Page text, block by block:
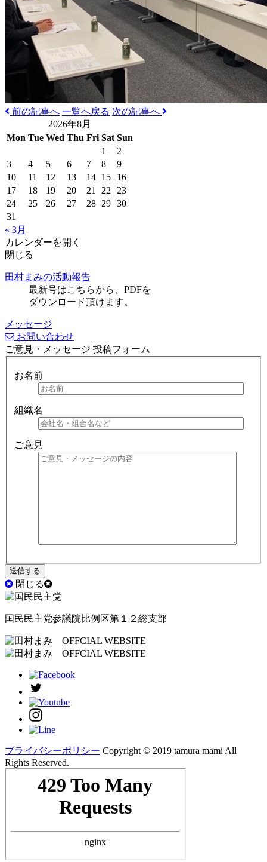
前の記事へ 一覧へ戻る 次の記事へ
2026年8月
Mon Tue Wed Thu Fri Sat Sun
1
2
3
4 5 6 7 8
9
10
11 12 13 14 15
16
17
18 19 20 21 22
23
24
25 26 27 28 29 30
31
« 3月
カレンダーを開く
閉じる
田村まみの活動報告
最新号はこちらから、PDFを
ダウンロード頂けます。
メッセージ
お問い合わせ
ご意見・メッセージ 投稿フォーム
お名前
組織名
ご意見
閉じる
国民民主党参議院比例区第１２総支部
プライバシーポリシー Copyright ©︎ 2019 tamura mami All
Rights Reserved.